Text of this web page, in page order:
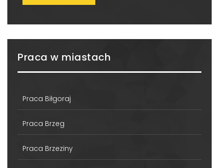
Praca w miastach
Praca Biłgoraj
Praca Brzeg
Praca Brzeziny